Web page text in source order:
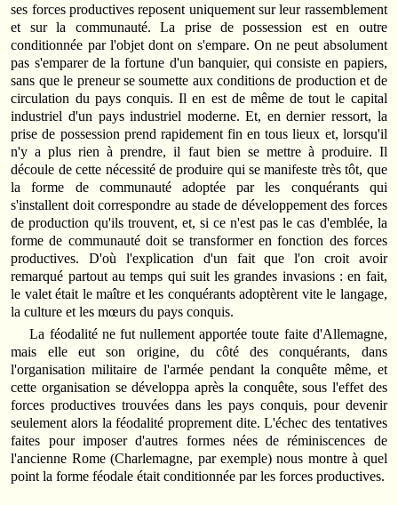
ses forces productives reposent uniquement sur leur rassemblement
et sur la communauté. La prise de possession est en outre
conditionnée par l'objet dont on s'empare. On ne peut absolument
pas s'emparer de la fortune d'un banquier, qui consiste en papiers,
sans que le preneur se soumette aux conditions de production et de
circulation du pays conquis. Il en est de même de tout le capital
industriel d'un pays industriel moderne. Et, en dernier ressort, la
prise de possession prend rapidement fin en tous lieux et, lorsqu'il
n'y a plus rien à prendre, il faut bien se mettre à produire. Il
découle de cette nécessité de produire qui se manifeste très tôt, que
la forme de communauté adoptée par les conquérants qui
s'installent doit correspondre au stade de développement des forces
de production qu'ils trouvent, et, si ce n'est pas le cas d'emblée, la
forme de communauté doit se transformer en fonction des forces
productives. D'où l'explication d'un fait que l'on croit avoir
remarqué partout au temps qui suit les grandes invasions : en fait,
le valet était le maître et les conquérants adoptèrent vite le langage,
la culture et les mœurs du pays conquis.
La féodalité ne fut nullement apportée toute faite d'Allemagne,
mais elle eut son origine, du côté des conquérants, dans
l'organisation militaire de l'armée pendant la conquête même, et
cette organisation se développa après la conquête, sous l'effet des
forces productives trouvées dans les pays conquis, pour devenir
seulement alors la féodalité proprement dite. L'échec des tentatives
faites pour imposer d'autres formes nées de réminiscences de
l'ancienne Rome (Charlemagne, par exemple) nous montre à quel
point la forme féodale était conditionnée par les forces productives.